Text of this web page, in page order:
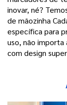
inovar, né?
de mãozinha
específica para
uso, não importa
com design